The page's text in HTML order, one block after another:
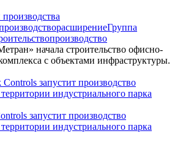
расширениеГруппа
производство
начала строительство офисно-
с объектами инфраструктуры.
запустит производство
индустриального парка